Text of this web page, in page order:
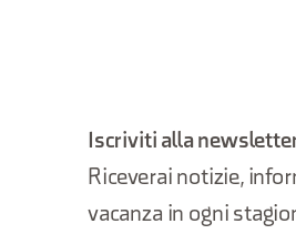
Iscriviti alla
Riceverai notizie,
vacanza in ogni